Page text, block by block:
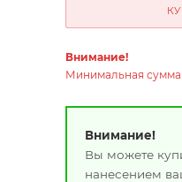
Внимание!
Минимальная сумма
Внимание!
Вы можете
нанесением